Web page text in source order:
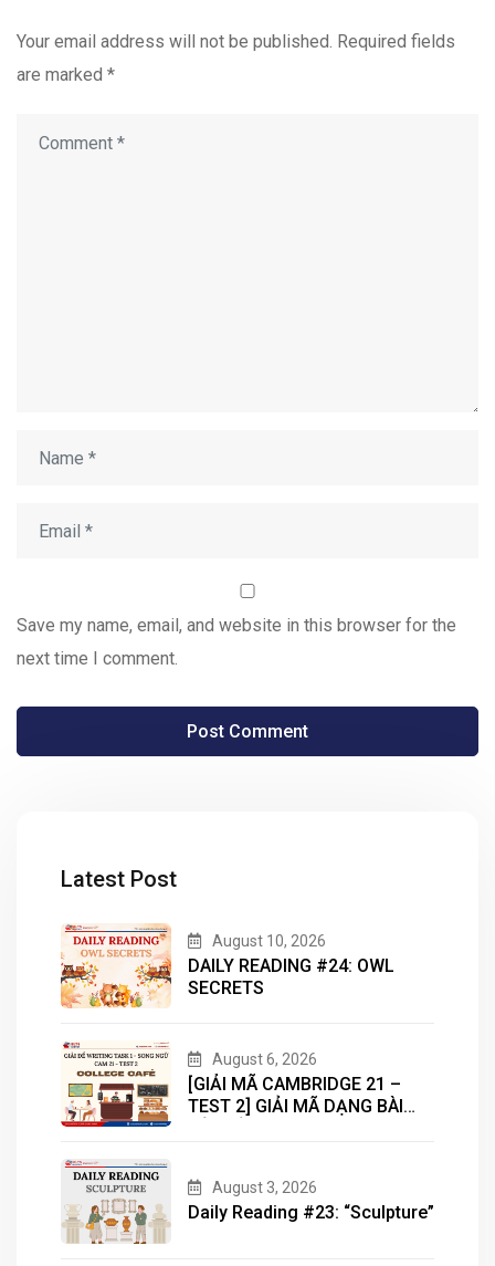
Your email address will not be published. Required fields
are marked *
Save my name, email, and website in this browser for the
next time I comment.
Latest Post
August 10, 2026
DAILY READING #24: OWL
SECRETS
August 6, 2026
[GIẢI MÃ CAMBRIDGE 21 –
TEST 2] GIẢI MÃ DẠNG BÀI
August 3, 2026
Daily Reading #23: “Sculpture”